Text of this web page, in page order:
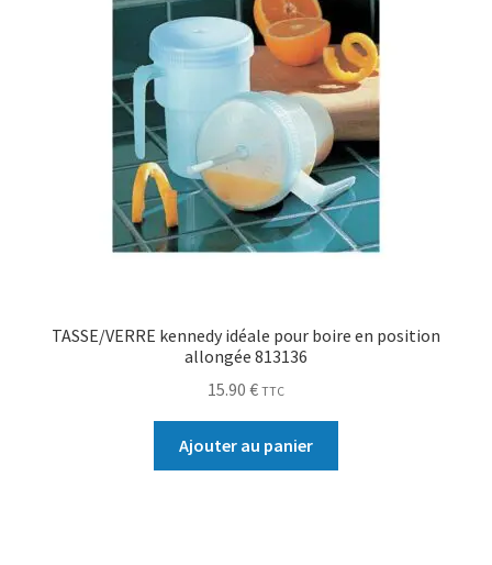
TASSE/VERRE kennedy idéale pour boire en position
allongée 813136
15.90 € TTC
Ajouter au panier